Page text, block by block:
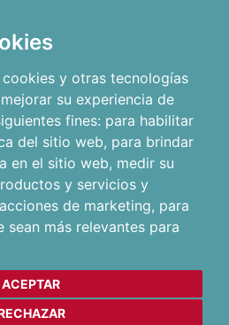
y otras tecnologías
su experiencia de
fines: para habilitar
del sitio web, para brindar
en el sitio web, medir su
y servicios y
de marketing, para
sean más relevantes para
ACEPTAR